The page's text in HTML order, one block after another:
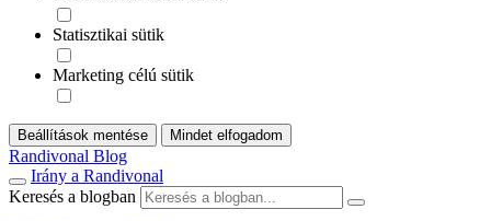
Statisztikai sütik
Marketing célú sütik
Beállítások mentése Mindet elfogadom
Randivonal Blog
Irány a Randivonal
Keresés a blogban